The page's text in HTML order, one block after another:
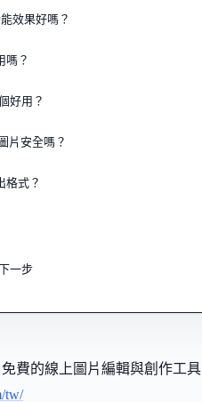
效果好嗎？
嗎？
好用？
片安全嗎？
格式？
一步
費的線上圖片編輯與創作工具
tw/